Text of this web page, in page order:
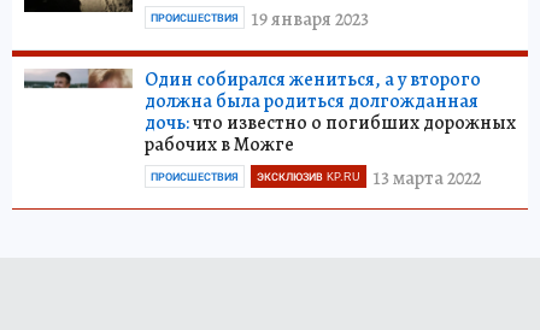
19 января 2023
ПРОИСШЕСТВИЯ
Один собирался жениться, а у второго
должна была родиться долгожданная
дочь:что известно о погибших дорожных
рабочих в Можге
13 марта 2022
ПРОИСШЕСТВИЯ ЭКСКЛЮЗИВ KP.RU